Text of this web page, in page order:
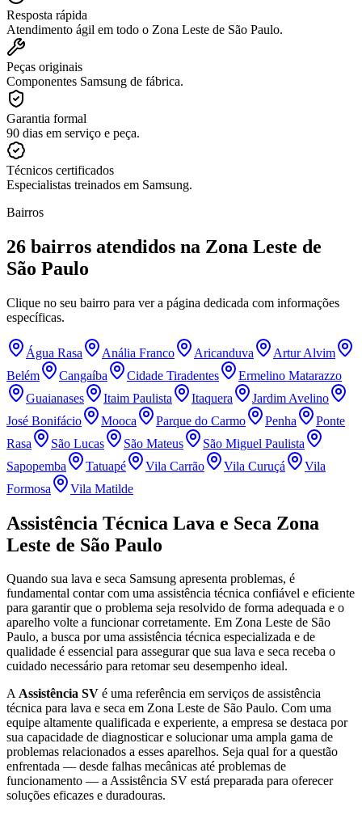
Resposta rápida
Atendimento ágil em todo o Zona Leste de São Paulo.
Peças originais
Componentes Samsung de fábrica.
Garantia formal
90 dias em serviço e peça.
Técnicos certificados
Especialistas treinados em Samsung.
Bairros
26 bairros atendidos na Zona Leste de
São Paulo
Clique no seu bairro para ver a página dedicada com informações
específicas.
Água Rasa Anália Franco Aricanduva
Artur Alvim
Belém
Cangaíba Cidade Tiradentes
Ermelino Matarazzo
Guaianases
Itaim Paulista Itaquera
Jardim Avelino
José Bonifácio
Mooca Parque do Carmo Penha
Ponte
Rasa
São Lucas São Mateus
São Miguel Paulista
Sapopemba
Tatuapé Vila Carrão Vila Curuçá
Vila
Formosa
Vila Matilde
Assistência Técnica Lava e Seca Zona
Leste de São Paulo
Quando sua lava e seca Samsung apresenta problemas, é
fundamental contar com uma assistência técnica confiável e eficiente
para garantir que o problema seja resolvido de forma adequada e o
aparelho volte a funcionar corretamente. Em Zona Leste de São
Paulo, a busca por uma assistência técnica especializada e de
qualidade é essencial para assegurar que sua lava e seca receba o
cuidado necessário para retomar seu desempenho ideal.
AAssistência SV é uma referência em serviços de assistência
técnica para lava e seca em Zona Leste de São Paulo. Com uma
equipe altamente qualificada e experiente, a empresa se destaca por
sua capacidade de diagnosticar e solucionar uma ampla gama de
problemas relacionados a esses aparelhos. Seja qual for a questão
enfrentada — desde falhas mecânicas até problemas de
funcionamento — a Assistência SV está preparada para oferecer
soluções eficazes e duradouras.